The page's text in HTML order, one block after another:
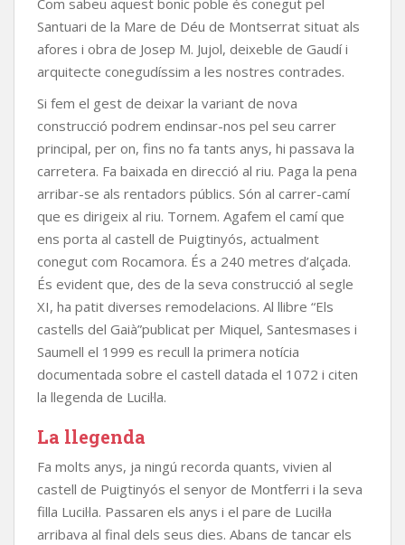
Com sabeu aquest bonic poble és conegut pel
Santuari de la Mare de Déu de Montserrat situat als
afores i obra de Josep M. Jujol, deixeble de Gaudí i
arquitecte conegudíssim a les nostres contrades.
Si fem el gest de deixar la variant de nova
construcció podrem endinsar-nos pel seu carrer
principal, per on, fins no fa tants anys, hi passava la
carretera. Fa baixada en direcció al riu. Paga la pena
arribar-se als rentadors públics. Són al carrer-camí
que es dirigeix al riu. Tornem. Agafem el camí que
ens porta al castell de Puigtinyós, actualment
conegut com Rocamora. És a 240 metres d’alçada.
És evident que, des de la seva construcció al segle
XI, ha patit diverses remodelacions. Al llibre “Els
castells del Gaià”publicat per Miquel, Santesmases i
Saumell el 1999 es recull la primera notícia
documentada sobre el castell datada el 1072 i citen
la llegenda de Lucil·la.
La llegenda
Fa molts anys, ja ningú recorda quants, vivien al
castell de Puigtinyós el senyor de Montferri i la seva
filla Lucil·la. Passaren els anys i el pare de Lucil·la
arribava al final dels seus dies. Abans de tancar els